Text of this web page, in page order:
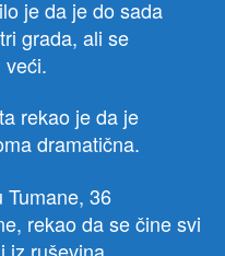
je da je do sada
grada, ali se
veći.
rekao je da je
dramatična.
Tumane, 36
rekao da se čine svi